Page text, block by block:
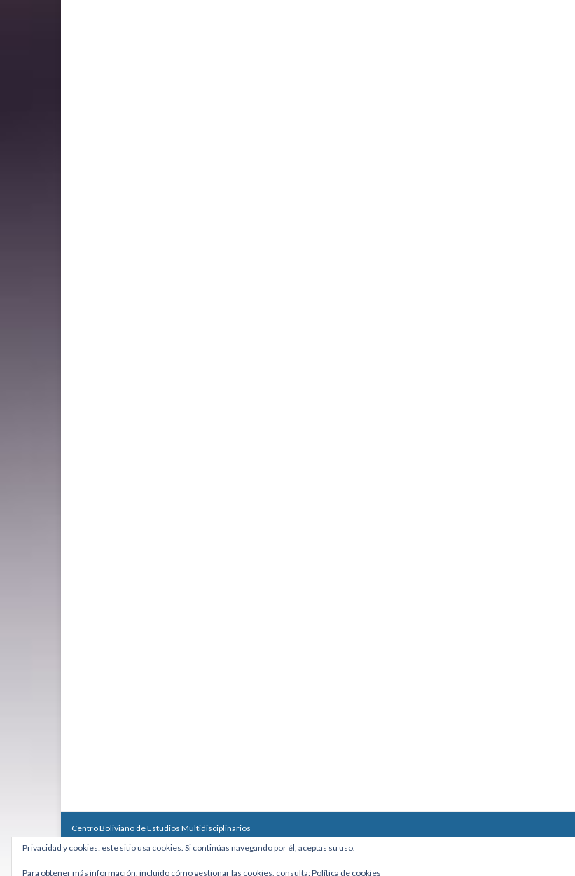
Centro Boliviano de Estudios Multidisciplinarios
Calle Macario Pinilla # 2588 esq. Av. Arce, Edificio Arcadia, Mezzanine, Of. 101 - La Paz, Bolivia
Teléfono: +591 2431818 - Celular: +591 73027636
Privacidad y cookies: este sitio usa cookies. Si continúas navegando por él, aceptas su uso.
Para obtener más información, incluido cómo gestionar las cookies, consulta:Política de cookies